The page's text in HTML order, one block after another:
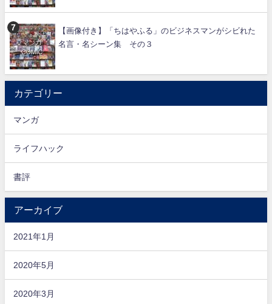
【画像付き】「ちはやふる」のビジネスマンがシビれた
名言・名シーン集 その３
カテゴリー
マンガ
ライフハック
書評
アーカイブ
2021年1月
2020年5月
2020年3月